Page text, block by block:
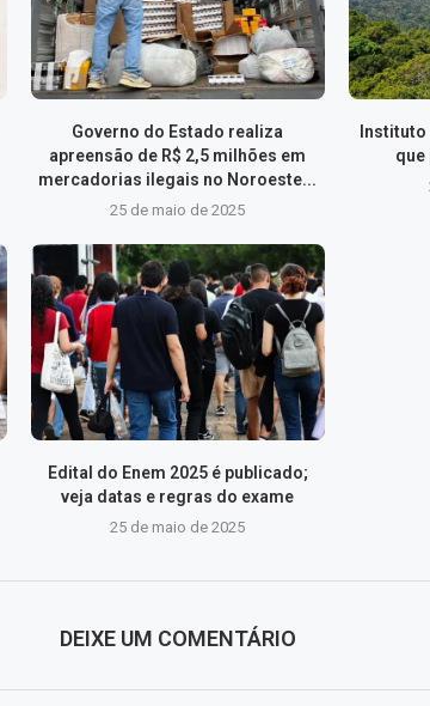
Governo do Estado realiza
apreensão de R$ 2,5 milhões em
mercadorias ilegais no Noroeste...
25 de maio de 2025
que
Edital do Enem 2025 é publicado;
veja datas e regras do exame
25 de maio de 2025
DEIXE UM COMENTÁRIO